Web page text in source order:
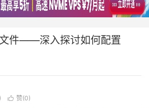
件——深入探讨如何配置
 赞(0)